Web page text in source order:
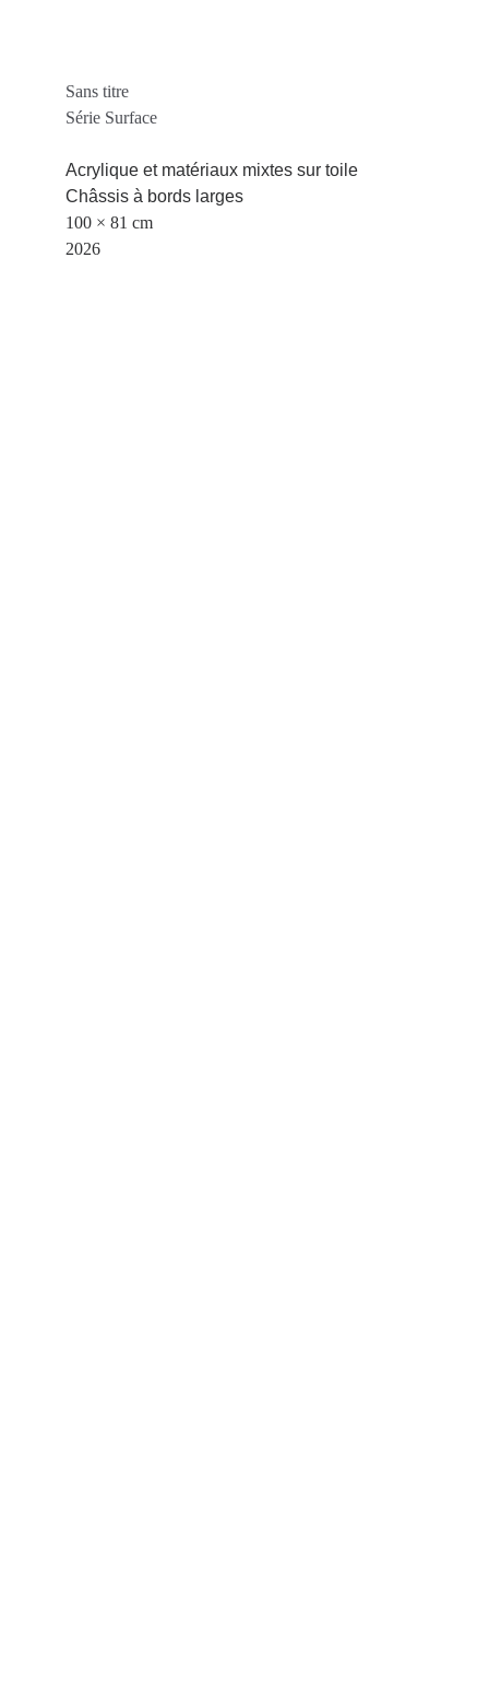
Sans titre
Série Surface
Acrylique et matériaux mixtes sur toile
Châssis à bords larges
100 × 81 cm
2026